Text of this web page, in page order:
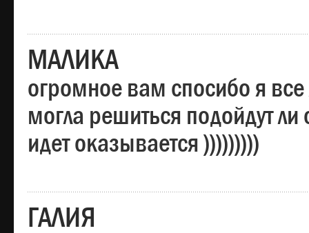
МАЛИКА
огромное вам спосибо я
могла решиться подойдут ли
идет оказывается )))))))))
ГАЛИЯ